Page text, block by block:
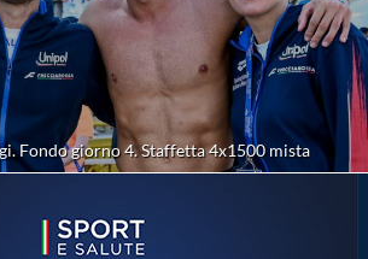
Fondo giorno 4. Staffetta 4x1500 mista